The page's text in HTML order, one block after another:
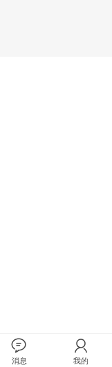
消息 我的